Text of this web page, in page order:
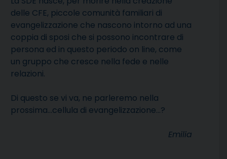
delle CFE, piccole comunità familiari di
evangelizzazione che nascono intorno ad una
coppia di sposi che si possono incontrare di
persona ed in questo periodo on line, come
un gruppo che cresce nella fede e nelle
relazioni.
Di questo se vi va, ne parleremo nella
prossima…cellula di evangelizzazione…?
Emilia